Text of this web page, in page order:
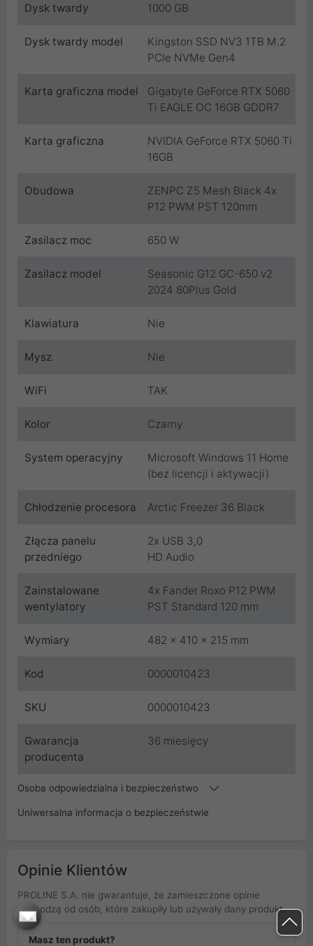
Dysk twardy 1000 GB
Dysk twardy model
Kingston SSD NV3 1TB M.2
PCIe NVMe Gen4
Karta graficzna model
Gigabyte GeForce RTX 5060
Ti EAGLE OC 16GB GDDR7
Karta graficzna
NVIDIA GeForce RTX 5060 Ti
16GB
Obudowa
ZENPC Z5 Mesh Black 4x
P12 PWM PST 120mm
Zasilacz moc 650 W
Zasilacz model
Seasonic G12 GC-650 v2
2024 80Plus Gold
Klawiatura Nie
Mysz Nie
WiFi TAK
Kolor Czarny
System operacyjny
Microsoft Windows 11 Home
(bez licencji i aktywacji)
Chłodzenie procesora Arctic Freezer 36 Black
Złącza panelu
przedniego
2x USB 3,0
HD Audio
Zainstalowane
wentylatory
4x Fander Roxo P12 PWM
PST Standard 120 mm
Wymiary 482 x 410 x 215 mm
Kod 0000010423
SKU 0000010423
Gwarancja
producenta
36 miesięcy
Osoba odpowiedzialna i bezpieczeństwo
Uniwersalna informacja o bezpieczeństwie
Opinie Klientów
PROLINE S.A. nie gwarantuje, że zamieszczone opinie
pochodzą od osób, które zakupiły lub używały dany produkt.
Masz ten produkt?